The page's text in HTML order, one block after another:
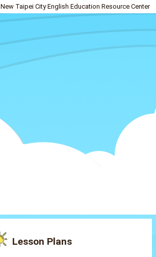
New Taipei City English Education Resource Center
Lesson Plans